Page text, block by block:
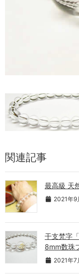
関連記事
最高級 天
2021年9
干支梵字
8mm数珠
2021年7